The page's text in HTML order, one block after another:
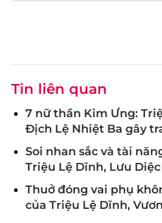
Tin liên quan
7 nữ thần Kim Ưng:
Địch Lệ Nhiệt Ba gây
Soi nhan sắc và tài
Triệu Lệ Dĩnh, Lưu
Thuở đóng vai phụ
của Triệu Lệ Dĩnh,